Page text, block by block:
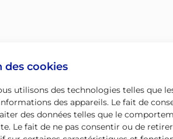
des cookies
utilisons des technologies telles que
des appareils. Le fait de
des données telles que le
Le fait de ne pas consentir ou de
nous sur
TwitterFacebookInstagram
Linkedin